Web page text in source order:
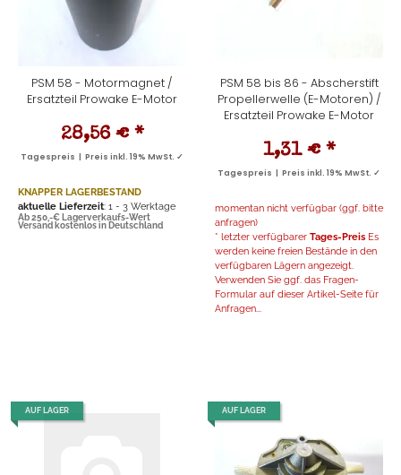
PSM 58 - Motormagnet /
Ersatzteil Prowake E-Motor
28,56 € *
Tagespreis | Preis inkl. 19% MwSt. ✓
KNAPPER LAGERBESTAND
aktuelle Lieferzeit: 1 - 3 Werktage
Ab 250,-€ Lagerverkaufs-Wert
Versand kostenlos in Deutschland
PSM 58 bis 86 - Abscherstift
Propellerwelle (E-Motoren) /
Ersatzteil Prowake E-Motor
1,31 € *
Tagespreis | Preis inkl. 19% MwSt. ✓
momentan nicht verfügbar (ggf. bitte
anfragen)
* letzter verfügbarer Tages-Preis Es
werden keine freien Bestände in den
verfügbaren Lägern angezeigt.
Verwenden Sie ggf. das Fragen-
Formular auf dieser Artikel-Seite für
Anfragen...
AUF LAGER AUF LAGER